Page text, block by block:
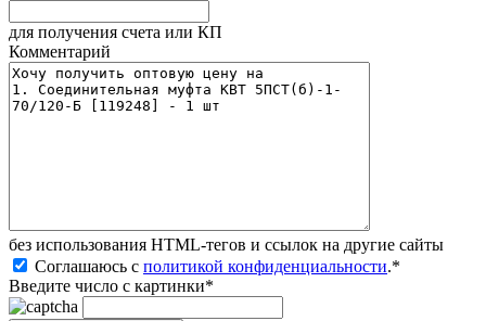
для получения счета или КП
Комментарий
без иcпользования HTML-тегов и ссылок на другие сайты
Соглашаюсь с политикой конфиденциальности.*
Введите число с картинки*